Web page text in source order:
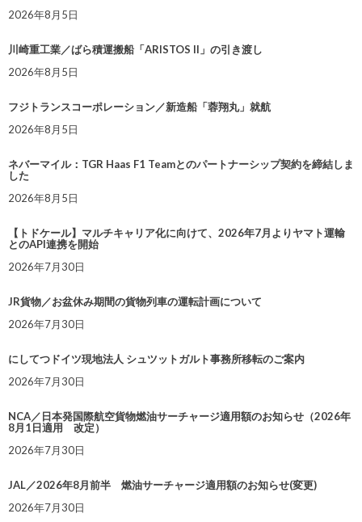
2026年8月5日
川崎重工業／ばら積運搬船「ARISTOS II」の引き渡し
2026年8月5日
フジトランスコーポレーション／新造船「蓉翔丸」就航
2026年8月5日
ネバーマイル：TGR Haas F1 Teamとのパートナーシップ契約を締結しま
した
2026年8月5日
【トドケール】マルチキャリア化に向けて、2026年7月よりヤマト運輸
とのAPI連携を開始
2026年7月30日
JR貨物／お盆休み期間の貨物列車の運転計画について
2026年7月30日
にしてつドイツ現地法人 シュツットガルト事務所移転のご案内
2026年7月30日
NCA／日本発国際航空貨物燃油サーチャージ適用額のお知らせ（2026年
8月1日適用 改定）
2026年7月30日
JAL／2026年8月前半 燃油サーチャージ適用額のお知らせ(変更)
2026年7月30日